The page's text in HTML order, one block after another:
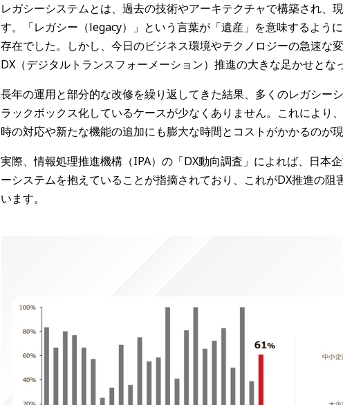
レガシーシステムとは、過去の技術やアーキテクチャで構築され、
す。「レガシー（legacy）」という言葉が「遺産」を意味するよう
存在でした。しかし、今日のビジネス環境やテクノロジーの急速な
DX（デジタルトランスフォーメーション）推進の大きな足かせとな
長年の運用と部分的な改修を繰り返してきた結果、多くのレガシー
ラックボックス化しているケースが少なくありません。これにより
時の対応や新たな機能の追加にも膨大な時間とコストがかかるのが現
実際、情報処理推進機構（IPA）の「DX動向調査」によれば、日本
ーシステムを抱えていることが指摘されており、これがDX推進の
います。